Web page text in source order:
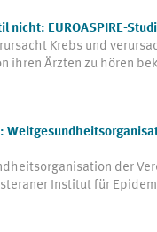
nicht: EUROASPIRE-
Krebs und
ihren Ärzten zu hören
der
Institut für